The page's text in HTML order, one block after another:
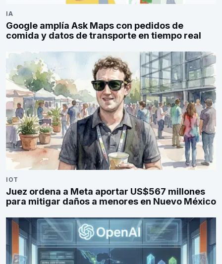
IA
Google amplía Ask Maps con pedidos de
comida y datos de transporte en tiempo real
IOT
Juez ordena a Meta aportar US$567 millones
para mitigar daños a menores en Nuevo México